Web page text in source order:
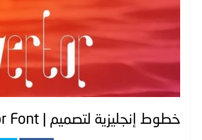
خطوط إنجليزية لتصميم | Invertor Font